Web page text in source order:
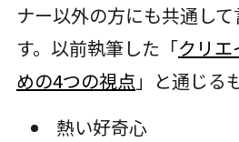
ナー以外の方にも共通し
す。以前執筆した「クリエ
めの4つの視点 」と通じる
熱い好奇心